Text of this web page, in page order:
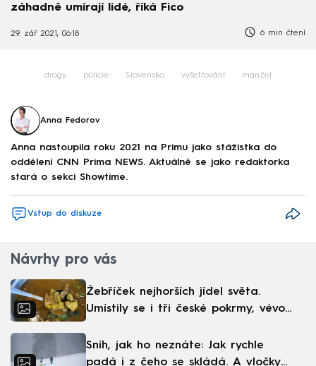
záhadně umírají lidé, říká Fico
29. zář 2021, 06:18 6 min čtení
drogy policie Slovensko vyšetřování manžel
Anna Fedorov
Anna nastoupila roku 2021 na Primu jako stážistka do
oddělení CNN Prima NEWS. Aktuálně se jako redaktorka
stará o sekci Showtime.
Vstup do diskuze
Návrhy pro vás
Žebříček nejhorších jídel světa.
Umístily se i tři české pokrmy, vévodí
Sníh, jak ho neznáte: Jak rychle
padá i z čeho se skládá. A vločky